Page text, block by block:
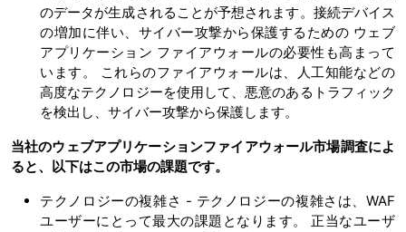
のデータが生成されることが予想されます。接続デバイス
の増加に伴い、サイバー攻撃から保護するための ウェブ
アプリケーション ファイアウォールの必要性も高まって
います。 これらのファイアウォールは、人工知能などの
高度なテクノロジーを使用して、悪意のあるトラフィック
を検出し、サイバー攻撃から保護します。
当社のウェブアプリケーションファイアウォール市場調査によ
ると、以下はこの市場の課題です。
テクノロジーの複雑さ - テクノロジーの複雑さは、WAF
ユーザーにとって最大の課題となります。 正当なユーザ